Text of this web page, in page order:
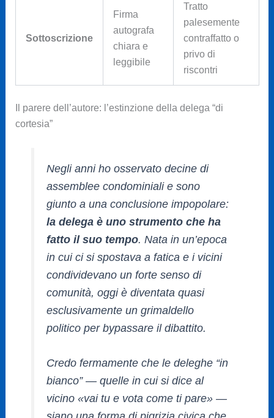
Sottoscrizione
Firma
autografa
chiara e
leggibile
Tratto
palesemente
contraffatto o
privo di
riscontri
Il parere dell’autore: l’estinzione della delega “di
cortesia”
Negli anni ho osservato decine di
assemblee condominiali e sono
giunto a una conclusione impopolare:
la delega è uno strumento che ha
fatto il suo tempo. Nata in un’epoca
in cui ci si spostava a fatica e i vicini
condividevano un forte senso di
comunità, oggi è diventata quasi
esclusivamente un grimaldello
politico per bypassare il dibattito.
Credo fermamente che le deleghe “in
bianco” — quelle in cui si dice al
vicino«vai tu e vota come ti pare» —